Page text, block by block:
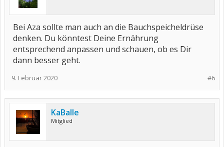
Bei Aza sollte man auch an die Bauchspeicheldrüse
denken. Du könntest Deine Ernährung
entsprechend anpassen und schauen, ob es Dir
dann besser geht.
#6
9. Februar 2020
KaBalle
Mitglied